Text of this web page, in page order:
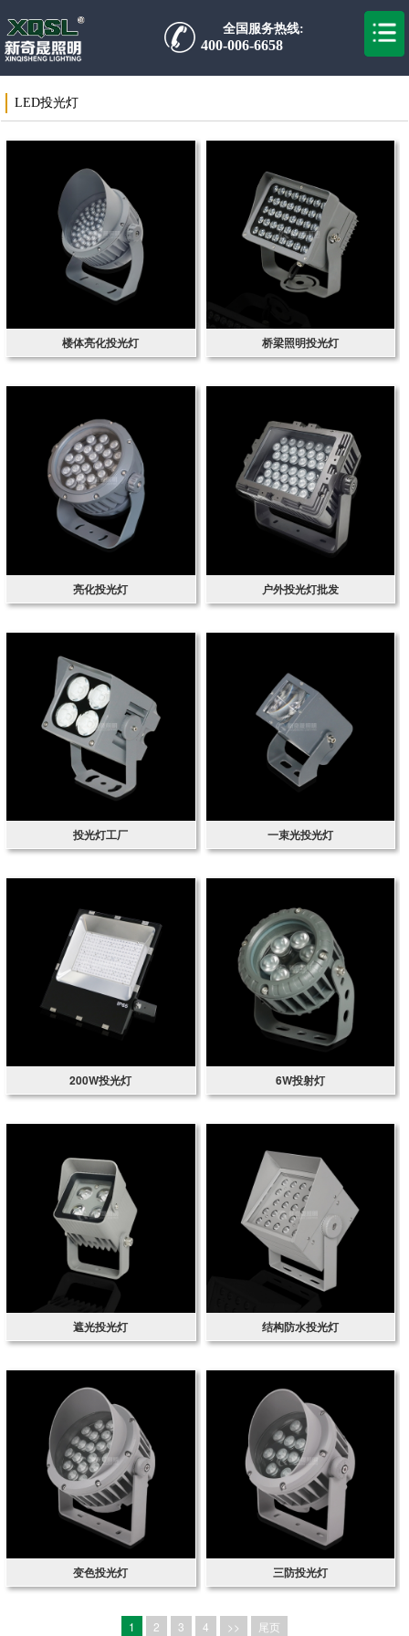
全国服务热线:
400-006-6658
LED投光灯
楼体亮化投光灯 桥梁照明投光灯
亮化投光灯 户外投光灯批发
投光灯工厂 一束光投光灯
200W投光灯 6W投射灯
遮光投光灯 结构防水投光灯
变色投光灯 三防投光灯
1 2 3 4 >> 尾页